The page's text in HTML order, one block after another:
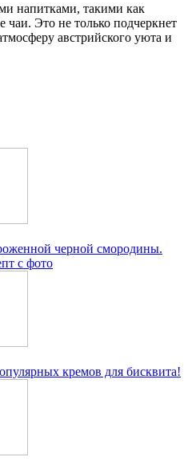
напитками, такими как
Это не только подчеркнет
австрийского уюта и
черной смородины.
с фото
кремов для бисквита!